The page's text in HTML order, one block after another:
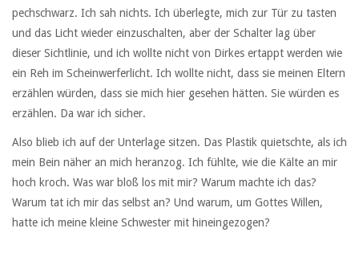
pechschwarz. Ich sah nichts. Ich überlegte, mich zur Tür zu tasten
und das Licht wieder einzuschalten, aber der Schalter lag über
dieser Sichtlinie, und ich wollte nicht von Dirkes ertappt werden wie
ein Reh im Scheinwerferlicht. Ich wollte nicht, dass sie meinen Eltern
erzählen würden, dass sie mich hier gesehen hätten. Sie würden es
erzählen. Da war ich sicher.
Also blieb ich auf der Unterlage sitzen. Das Plastik quietschte, als ich
mein Bein näher an mich heranzog. Ich fühlte, wie die Kälte an mir
hoch kroch. Was war bloß los mit mir? Warum machte ich das?
Warum tat ich mir das selbst an? Und warum, um Gottes Willen,
hatte ich meine kleine Schwester mit hineingezogen?